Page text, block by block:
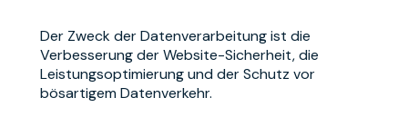
Der Zweck der Datenverarbeitung ist die
Verbesserung der Website-Sicherheit, die
Leistungsoptimierung und der Schutz vor
bösartigem Datenverkehr.